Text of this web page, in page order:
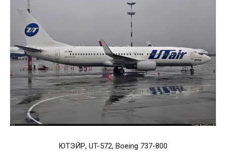
ЮТЭЙР, UT-572, Boeing 737-800